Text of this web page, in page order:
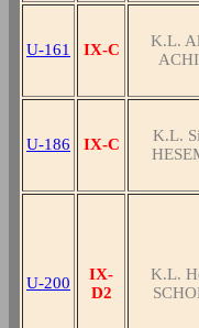
U-161 IX-C
K.L.
U-186 IX-C
K.L.
U-200
IX-
D2
K.L.